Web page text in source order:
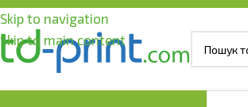
Skip to navigation
Skip to main content